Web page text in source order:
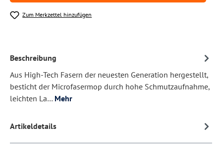
Zum Merkzettel hinzufügen
Beschreibung
Aus High-Tech Fasern der neuesten Generation hergestellt,
besticht der Microfasermop durch hohe Schmutzaufnahme,
leichten La… Mehr
Artikeldetails